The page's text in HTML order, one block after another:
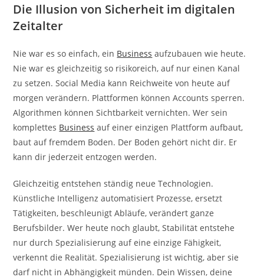
Die Illusion von Sicherheit im digitalen
Zeitalter
Nie war es so einfach, ein Business aufzubauen wie heute.
Nie war es gleichzeitig so risikoreich, auf nur einen Kanal
zu setzen. Social Media kann Reichweite von heute auf
morgen verändern. Plattformen können Accounts sperren.
Algorithmen können Sichtbarkeit vernichten. Wer sein
komplettes Business auf einer einzigen Plattform aufbaut,
baut auf fremdem Boden. Der Boden gehört nicht dir. Er
kann dir jederzeit entzogen werden.
Gleichzeitig entstehen ständig neue Technologien.
Künstliche Intelligenz automatisiert Prozesse, ersetzt
Tätigkeiten, beschleunigt Abläufe, verändert ganze
Berufsbilder. Wer heute noch glaubt, Stabilität entstehe
nur durch Spezialisierung auf eine einzige Fähigkeit,
verkennt die Realität. Spezialisierung ist wichtig, aber sie
darf nicht in Abhängigkeit münden. Dein Wissen, deine